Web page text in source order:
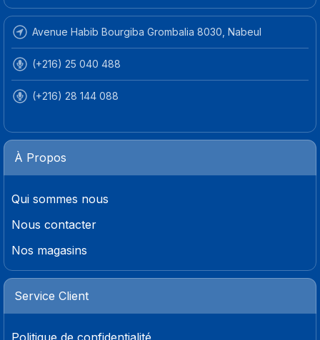
Avenue Habib Bourgiba Grombalia 8030, Nabeul
(+216) 25 040 488
(+216) 28 144 088
À Propos
Qui sommes nous
Nous contacter
Nos magasins
Service Client
Politique de confidentialité